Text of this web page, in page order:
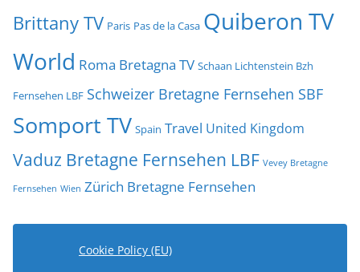
Brittany TV Paris Pas de la Casa Quiberon TV
World Roma Bretagna TV Schaan Lichtenstein Bzh
Fernsehen LBF Schweizer Bretagne Fernsehen SBF
Somport TV Spain Travel United Kingdom
Vaduz Bretagne Fernsehen LBF Vevey Bretagne
Fernsehen Wien Zürich Bretagne Fernsehen
Cookie Policy (EU)